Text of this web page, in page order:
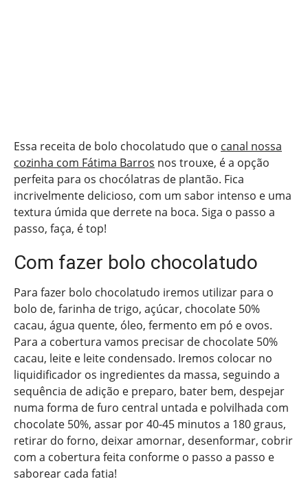
Essa receita de bolo chocolatudo que o canal nossa
cozinha com Fátima Barros nos trouxe, é a opção
perfeita para os chocólatras de plantão. Fica
incrivelmente delicioso, com um sabor intenso e uma
textura úmida que derrete na boca. Siga o passo a
passo, faça, é top!
Com fazer bolo chocolatudo
Para fazer bolo chocolatudo iremos utilizar para o
bolo de, farinha de trigo, açúcar, chocolate 50%
cacau, água quente, óleo, fermento em pó e ovos.
Para a cobertura vamos precisar de chocolate 50%
cacau, leite e leite condensado. Iremos colocar no
liquidificador os ingredientes da massa, seguindo a
sequência de adição e preparo, bater bem, despejar
numa forma de furo central untada e polvilhada com
chocolate 50%, assar por 40-45 minutos a 180 graus,
retirar do forno, deixar amornar, desenformar, cobrir
com a cobertura feita conforme o passo a passo e
saborear cada fatia!